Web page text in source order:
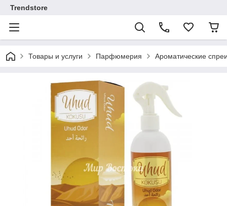
Trendstore
Товары и услуги Парфюмерия Ароматические